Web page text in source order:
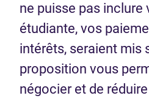
ne puisse pas inclure
étudiante, vos
intérêts, seraient mis
proposition vous
négocier et de